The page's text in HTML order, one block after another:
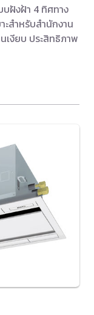
บฝังฝ้า 4 ทิศทาง
ะสำหรับสำนักงาน
เงียบ ประสิทธิภาพ